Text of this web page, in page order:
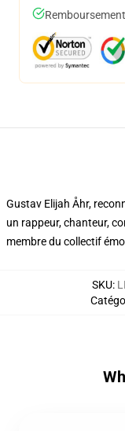
Gustav Elijah Åhr,
un rappeur, chanteur,
membre du collectif
SKU: